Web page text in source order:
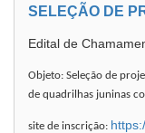
SELEÇÃO DE
Edital de
Objeto: Seleção de
de quadrilhas juninas
site de inscrição: